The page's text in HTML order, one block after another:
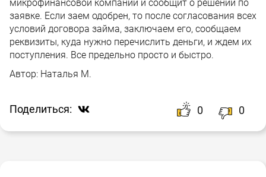
микрофинансовой компании и сообщит о решении по
заявке. Если заем одобрен, то после согласования всех
условий договора займа, заключаем его, сообщаем
реквизиты, куда нужно перечислить деньги, и ждем их
поступления. Все предельно просто и быстро.
Автор: Наталья М.
Поделиться: 0 0